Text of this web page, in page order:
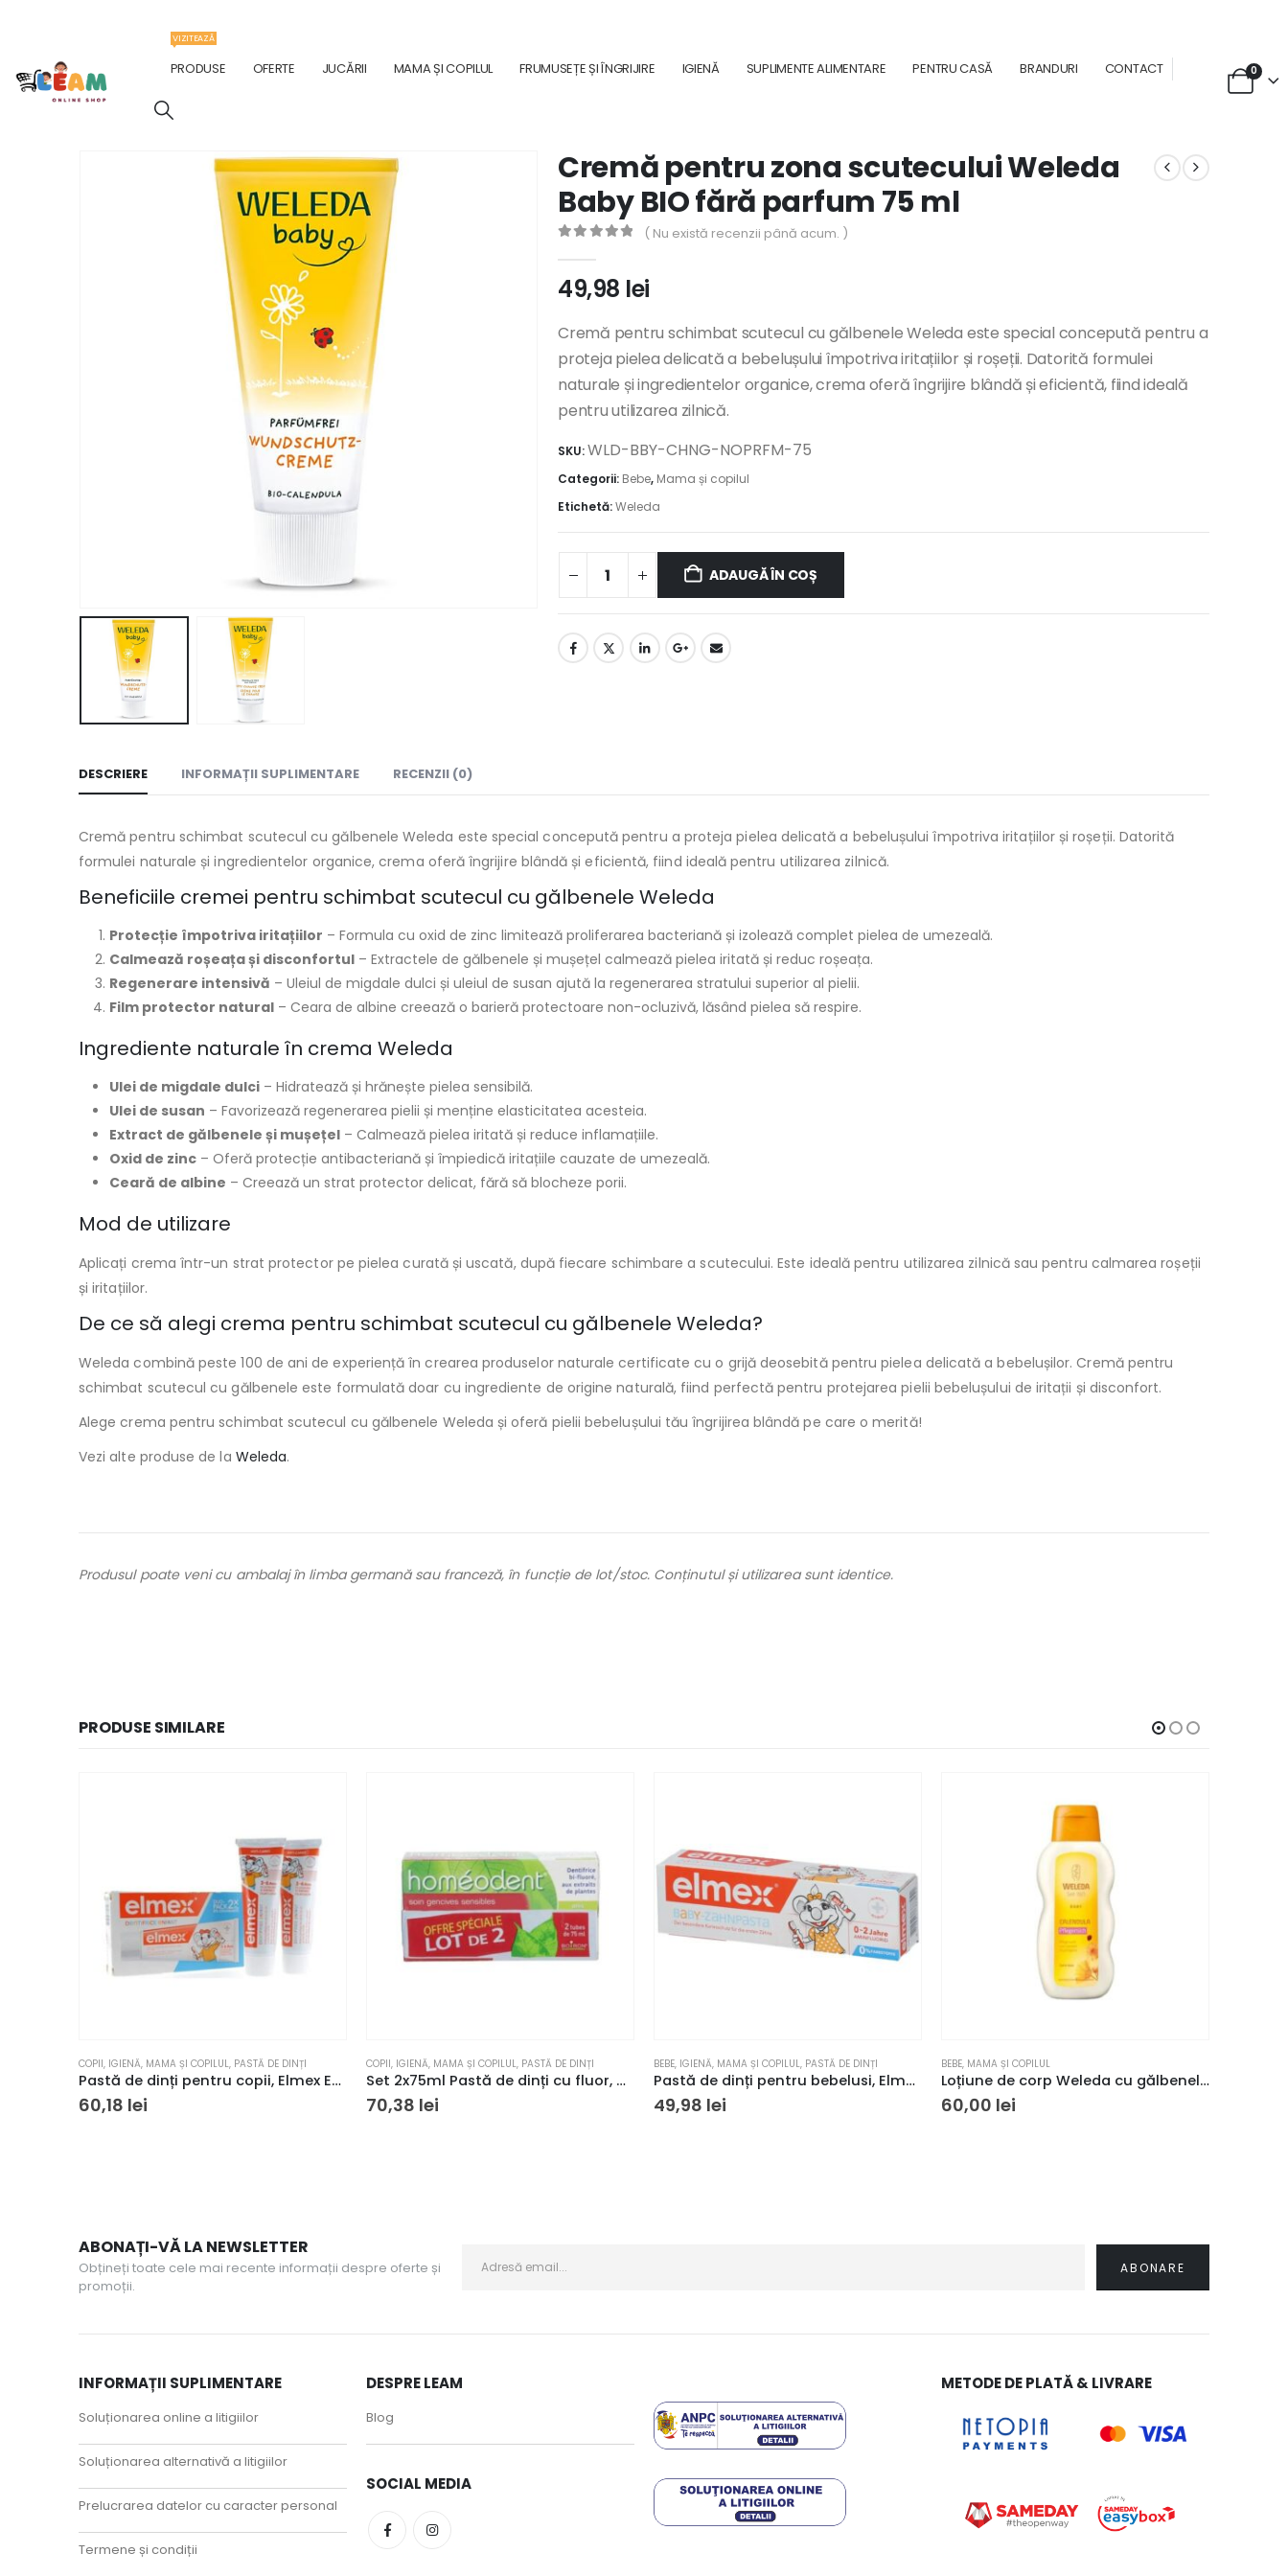
PRODUSE
VIZITEAZĂ
OFERTE JUCĂRII MAMA ȘI COPILUL FRUMUSEȚE ȘI ÎNGRIJIRE IGIENĂ SUPLIMENTE ALIMENTARE PENTRU CASĂ BRANDURI CONTACT 0
Cremă pentru zona scutecului Weleda
Baby BIO fără parfum 75 ml
( Nu există recenzii până acum. )
49,98 lei
Cremă pentru schimbat scutecul cu gălbenele Weleda este special concepută pentru a
proteja pielea delicată a bebelușului împotriva iritațiilor și roșeții. Datorită formulei
naturale și ingredientelor organice, crema oferă îngrijire blândă și eficientă, fiind ideală
pentru utilizarea zilnică.
SKU:WLD-BBY-CHNG-NOPRFM-75
Categorii: Bebe, Mama și copilul
Etichetă:Weleda
ADAUGĂ ÎN COȘ
DESCRIERE INFORMAȚII SUPLIMENTARE RECENZII (0)
Cremă pentru schimbat scutecul cu gălbenele Weleda este special concepută pentru a proteja pielea delicată a bebelușului împotriva iritațiilor și roșeții. Datorită
formulei naturale și ingredientelor organice, crema oferă îngrijire blândă și eficientă, fiind ideală pentru utilizarea zilnică.
Beneficiile cremei pentru schimbat scutecul cu gălbenele Weleda
Protecție împotriva iritațiilor – Formula cu oxid de zinc limitează proliferarea bacteriană și izolează complet pielea de umezeală.
Calmează roșeața și disconfortul – Extractele de gălbenele și mușețel calmează pielea iritată și reduc roșeața.
Regenerare intensivă – Uleiul de migdale dulci și uleiul de susan ajută la regenerarea stratului superior al pielii.
Film protector natural – Ceara de albine creează o barieră protectoare non-ocluzivă, lăsând pielea să respire.
Ingrediente naturale în crema Weleda
Ulei de migdale dulci – Hidratează și hrănește pielea sensibilă.
Ulei de susan – Favorizează regenerarea pielii și menține elasticitatea acesteia.
Extract de gălbenele și mușețel – Calmează pielea iritată și reduce inflamațiile.
Oxid de zinc – Oferă protecție antibacteriană și împiedică iritațiile cauzate de umezeală.
Ceară de albine – Creează un strat protector delicat, fără să blocheze porii.
Mod de utilizare
Aplicați crema într-un strat protector pe pielea curată și uscată, după fiecare schimbare a scutecului. Este ideală pentru utilizarea zilnică sau pentru calmarea roșeții
și iritațiilor.
De ce să alegi crema pentru schimbat scutecul cu gălbenele Weleda?
Weleda combină peste 100 de ani de experiență în crearea produselor naturale certificate cu o grijă deosebită pentru pielea delicată a bebelușilor. Cremă pentru
schimbat scutecul cu gălbenele este formulată doar cu ingrediente de origine naturală, fiind perfectă pentru protejarea pielii bebelușului de iritații și disconfort.
Alege crema pentru schimbat scutecul cu gălbenele Weleda și oferă pielii bebelușului tău îngrijirea blândă pe care o merită!
Vezi alte produse de la Weleda.
Produsul poate veni cu ambalaj în limba germană sau franceză, în funcție de lot/stoc. Conținutul și utilizarea sunt identice.
PRODUSE SIMILARE
COPII, IGIENĂ, MAMA ȘI COPILUL, PASTĂ DE DINȚI
Pastă de dinți pentru copii, Elmex Enfant 2x50ml
60,18 lei
COPII, IGIENĂ, MAMA ȘI COPILUL, PASTĂ DE DINȚI
Set 2x75ml Pastă de dinți cu fluor, Homeodent, Boiron, pentru gingii sensibile
70,38 lei
BEBE, IGIENĂ, MAMA ȘI COPILUL, PASTĂ DE DINȚI
Pastă de dinți pentru bebelusi, Elmex Bebe 50ml
49,98 lei
BEBE, MAMA ȘI COPILUL
Loțiune de corp Weleda cu gălbenele 200ml
60,00 lei
ABONAȚI-VĂ LA NEWSLETTER
Obțineți toate cele mai recente informații despre oferte și
promoții.
INFORMAȚII SUPLIMENTARE
Soluționarea online a litigiilor
Soluționarea alternativă a litigiilor
Prelucrarea datelor cu caracter personal
Termene și condiții
DESPRE LEAM
Blog
SOCIAL MEDIA
METODE DE PLATĂ & LIVRARE